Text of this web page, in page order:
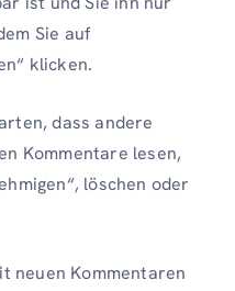
Sie auf
klicken.
dass andere
Kommentare lesen,
löschen oder
neuen Kommentaren